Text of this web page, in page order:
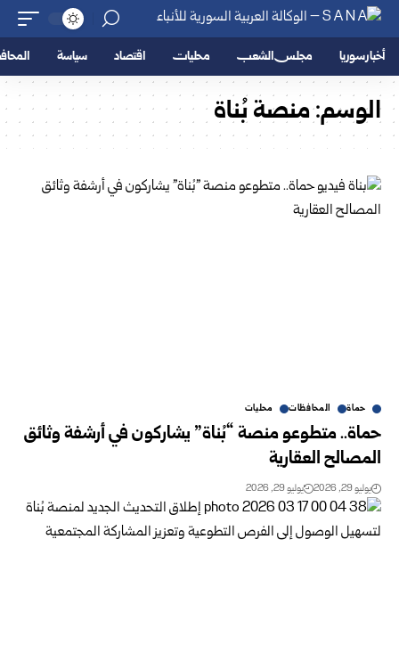
أخبار سوريا مجلس الشعب محليات اقتصاد سياسة
الوسم:منصة بُناة
حماة المحافظات محليات
حماة.. متطوعو منصة “بُناة” يشاركون في أرشفة وثائق
المصالح العقارية
يوليو 29, 2026 يوليو 29, 2026